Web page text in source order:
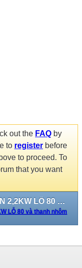
out the FAQ by
to register before
to proceed. To
that you want
CẦN MUA GÁ SPINDLE CHO CON 2,2KW LỖ 80 và thanh nhôm gá dài 1m
LỖ 80 và thanh nhôm